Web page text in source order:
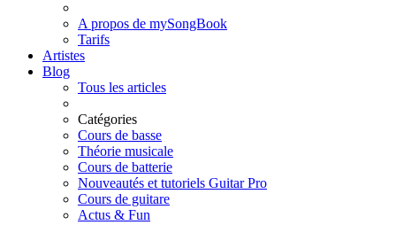
A propos de mySongBook
Tarifs
Artistes
Blog
Tous les articles
Catégories
Cours de basse
Théorie musicale
Cours de batterie
Nouveautés et tutoriels Guitar Pro
Cours de guitare
Actus & Fun